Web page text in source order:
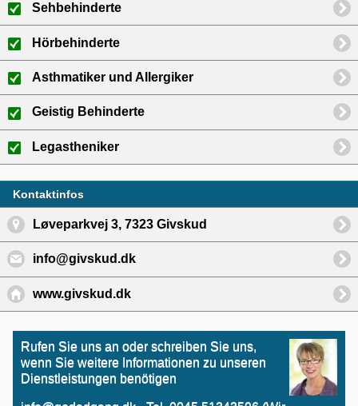
Sehbehinderte
Hörbehinderte
Asthmatiker und Allergiker
Geistig Behinderte
Legastheniker
Kontaktinfos
Løveparkvej 3, 7323 Givskud
info@givskud.dk
www.givskud.dk
Rufen Sie uns an oder schreiben Sie uns,
wenn Sie weitere Informationen zu unseren
Dienstleistungen benötigen